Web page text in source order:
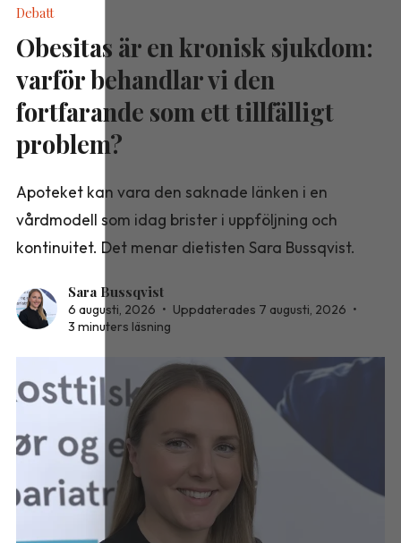
Debatt
Obesitas är en kronisk sjukdom:
varför behandlar vi den
fortfarande som ett tillfälligt
problem?
Apoteket kan vara den saknade länken i en
vårdmodell som idag brister i uppföljning och
kontinuitet. Det menar dietisten Sara Bussqvist.
Sara Bussqvist
6 augusti, 2026 • Uppdaterades 7 augusti, 2026 •
3 minuters läsning